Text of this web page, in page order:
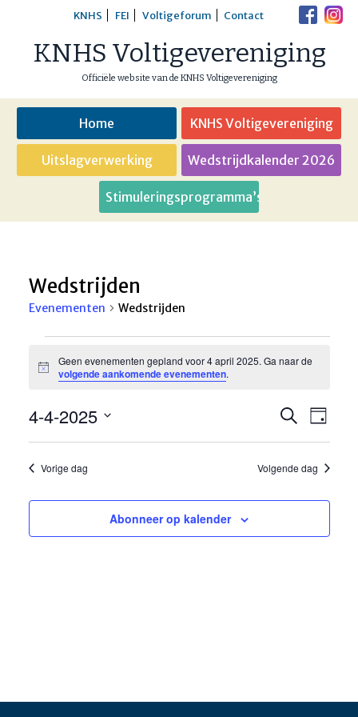
content
KNHS FEI Voltigeforum Contact
KNHS Voltigevereniging
Officiële website van de KNHS Voltigevereniging
Home KNHS Voltigevereniging
Uitslagverwerking Wedstrijdkalender 2026
Stimuleringsprogramma’s
Wedstrijden
Evenementen Wedstrijden
in
4
april
2025
Bericht
Geen evenementen gepland voor 4 april 2025. Ga naar de
volgende aankomende evenementen.
Zoeken
en
Zoeken
Dag
4-4-2025
datum.
Vorige dag Volgende dag
Abonneer op kalender